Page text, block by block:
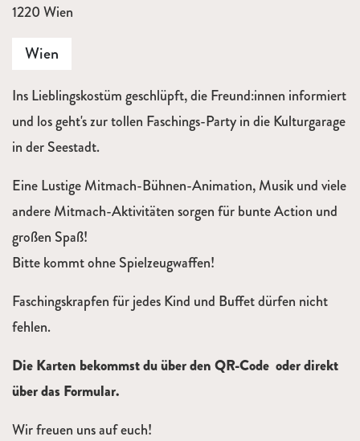
1220 Wien
Wien
Ins Lieblingskostüm geschlüpft, die Freund:innen informiert
und los geht's zur tollen Faschings-Party in die Kulturgarage
in der Seestadt.
Eine Lustige Mitmach-Bühnen-Animation, Musik und viele
andere Mitmach-Aktivitäten sorgen für bunte Action und
großen Spaß!
Bitte kommt ohne Spielzeugwaffen!
Faschingskrapfen für jedes Kind und Buffet dürfen nicht
fehlen.
Die Karten bekommst du über den QR-Code oder direkt
über das Formular.
Wir freuen uns auf euch!